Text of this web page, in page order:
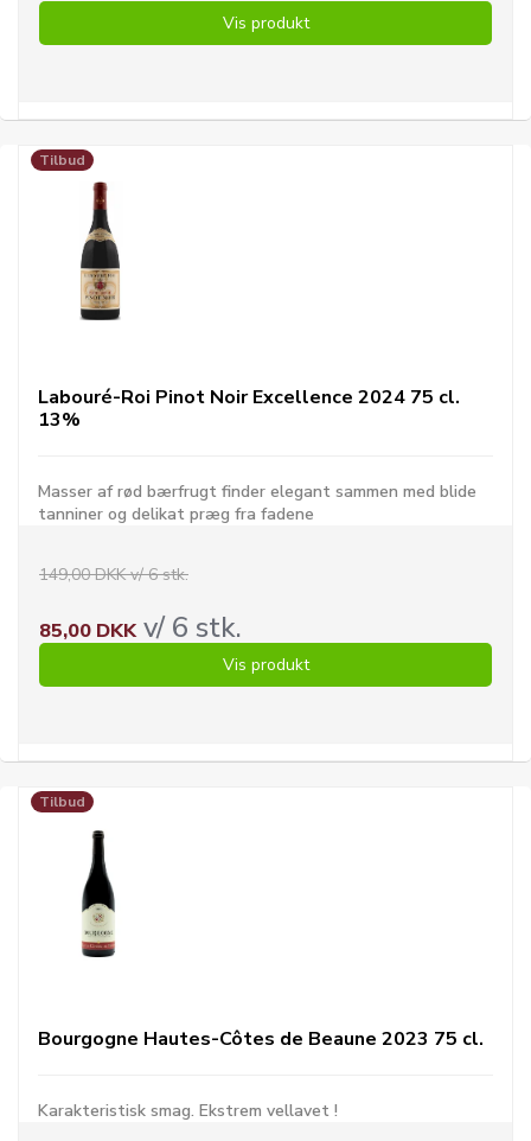
Vis produkt
Tilbud
Labouré-Roi Pinot Noir Excellence 2024 75 cl.
13%
Masser af rød bærfrugt finder elegant sammen med blide
tanniner og delikat præg fra fadene
149,00 DKK v/ 6 stk.
85,00 DKKv/ 6 stk.
Vis produkt
Tilbud
Bourgogne Hautes-Côtes de Beaune 2023 75 cl.
Karakteristisk smag. Ekstrem vellavet !